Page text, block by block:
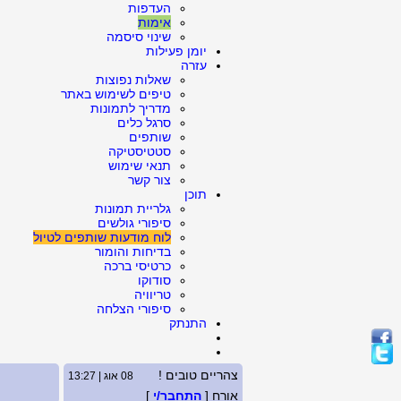
העדפות
אימות
שינוי סיסמה
יומן פעילות
עזרה
שאלות נפוצות
טיפים לשימוש באתר
מדריך לתמונות
סרגל כלים
שותפים
סטטיסטיקה
תנאי שימוש
צור קשר
תוכן
גלריית תמונות
סיפורי גולשים
לוח מודעות שותפים לטיול
בדיחות והומור
כרטיסי ברכה
סודוקו
טריוויה
סיפורי הצלחה
התנתק
צהריים טובים ! 08 אוג | 13:27
אורח [ התחבר/י ]